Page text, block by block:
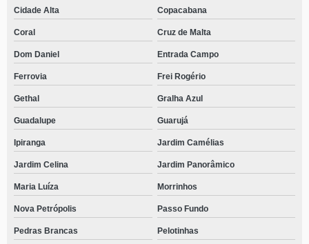
Cidade Alta Copacabana
Coral Cruz de Malta
Dom Daniel Entrada Campo
Ferrovia Frei Rogério
Gethal Gralha Azul
Guadalupe Guarujá
Ipiranga Jardim Camélias
Jardim Celina Jardim Panorâmico
Maria Luíza Morrinhos
Nova Petrópolis Passo Fundo
Pedras Brancas Pelotinhas